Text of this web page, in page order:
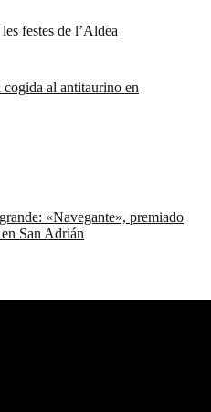
festes de l’Aldea
al antitaurino en
«Navegante», premiado
San Adrián